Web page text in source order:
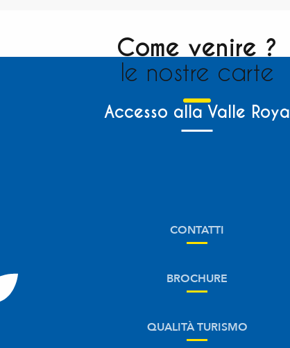
Come venire ?
le nostre carte
Accesso alla Valle Roya
CONTATTI
BROCHURE
QUALITÀ TURISMO